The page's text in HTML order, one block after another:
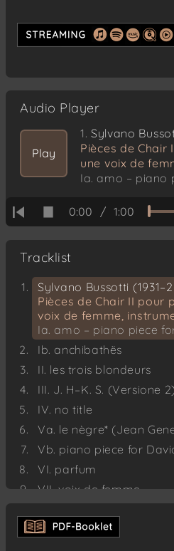
Audio Player
Play
1. Sylvano
Pièces de
une voix de
Ia. amo – piano
0:00 / 1:00
Tracklist
Sylvano Bussotti
Pièces de Chair II pour
voix de femme,
Ia. amo – piano piece
Ib. anchibathës
II. les trois blondeurs
III. J. H–K. S. (Versione 2)
IV. no title
Va. le nègre* (Jean
Vb. piano piece for
VI. parfum
VII. voix de femme
piece for David Tudor 2